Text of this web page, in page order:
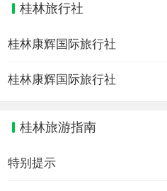
桂林旅行社
桂林康辉国际旅行社
桂林康辉国际旅行社
桂林旅游指南
特别提示